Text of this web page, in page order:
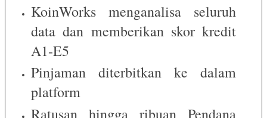
KoinWorks menganalisa seluruh
data dan memberikan skor kredit
A1-E5
Pinjaman diterbitkan ke dalam
platform
Ratusan hingga ribuan Pendana